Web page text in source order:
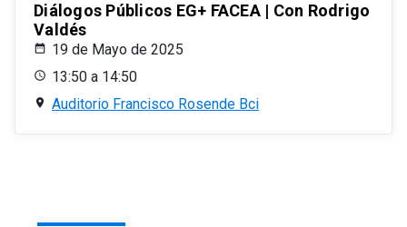
Diálogos Públicos EG+ FACEA | Con Rodrigo
Valdés
19 de Mayo de 2025
13:50 a 14:50
Auditorio Francisco Rosende Bci